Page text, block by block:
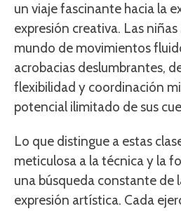
un viaje fascinante hacia la
expresión creativa. Las
mundo de movimientos
acrobacias deslumbrantes,
flexibilidad y coordinación
potencial ilimitado de sus
Lo que distingue a estas
meticulosa a la técnica y la
una búsqueda constante de
expresión artística. Cada